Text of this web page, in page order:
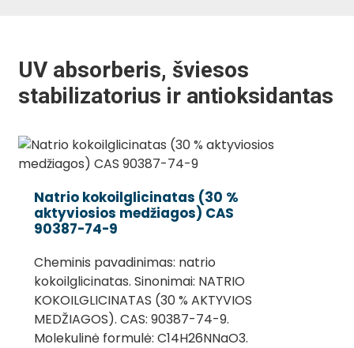
UV absorberis, šviesos
stabilizatorius ir antioksidantas
Natrio kokoilglicinatas (30 %
aktyviosios medžiagos) CAS
90387-74-9
Cheminis pavadinimas: natrio
kokoilglicinatas. Sinonimai: NATRIO
KOKOILGLICINATAS (30 % AKTYVIOS
MEDŽIAGOS). CAS: 90387-74-9.
Molekulinė formulė: C14H26NNaO3.